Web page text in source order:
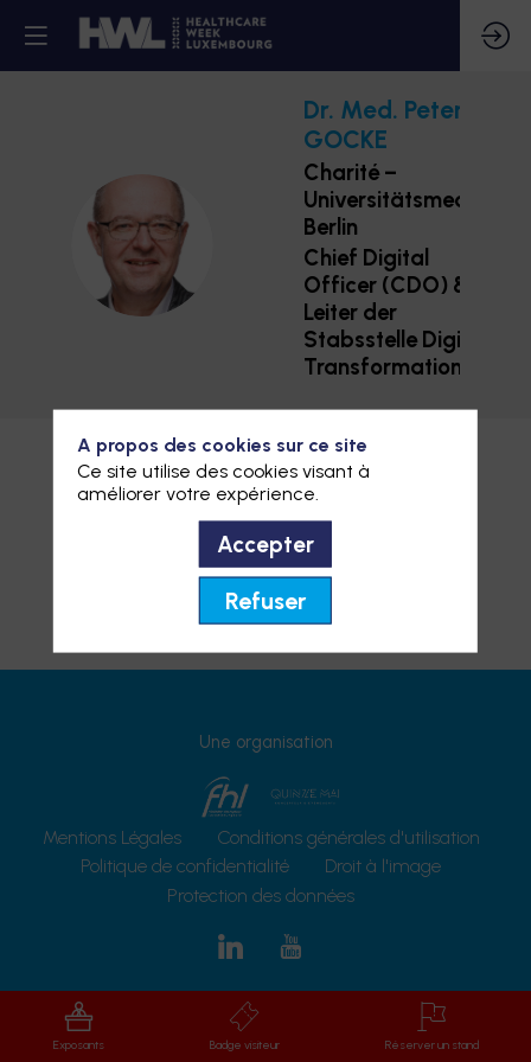
DMPG
Dr. Med. Peter
GOCKE
Charité –
Universitätsmedizin
Berlin
Chief Digital
Officer (CDO) &
Leiter der
Stabsstelle Digitale
Transformation
Description
Une organisation
Mentions Légales
Conditions générales d'utilisation
Politique de confidentialité
Droit à l'image
Protection des données
Exposants Badge visiteur Réserver un stand
A propos des cookies sur ce site
Ce site utilise des cookies visant à
améliorer votre expérience.
Accepter
Refuser